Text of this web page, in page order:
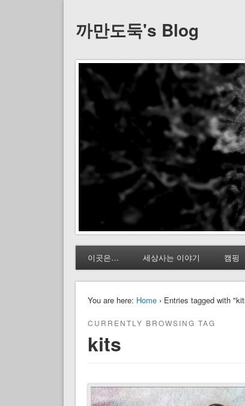
까만도둑's Blog
이곳은… 세상사는 이야기 캠핑
You are here: Home› Entries tagged with
CURRENTLY BROWSING TAG
kits